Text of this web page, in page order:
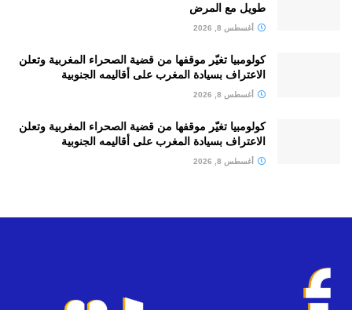
طويل مع المرض
أغسطس 8, 2026
كولومبيا تغيّر موقفها من قضية الصحراء المغربية وتعلن
الاعتراف بسيادة المغرب على أقاليمه الجنوبية
أغسطس 8, 2026
كولومبيا تغيّر موقفها من قضية الصحراء المغربية وتعلن
الاعتراف بسيادة المغرب على أقاليمه الجنوبية
أغسطس 8, 2026